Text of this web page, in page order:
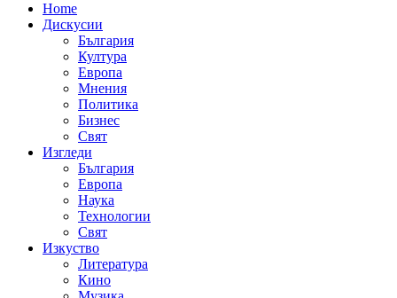
Home
Дискусии
България
Култура
Европа
Мнения
Политика
Бизнес
Свят
Изгледи
България
Европа
Наука
Технологии
Свят
Изкуство
Литература
Кино